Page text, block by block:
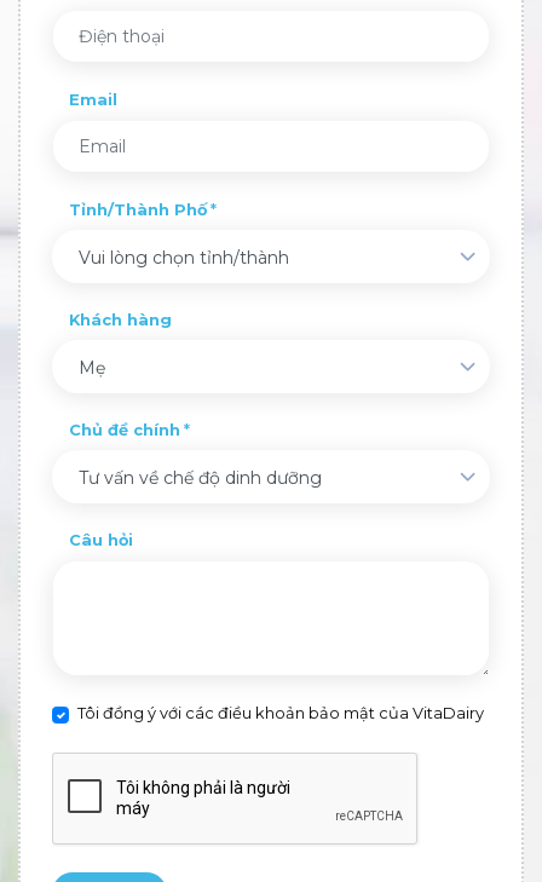
Email
Tỉnh/Thành Phố
Vui lòng chọn tỉnh/thành
Khách hàng
Mẹ
Chủ đề chính
Tư vấn về chế độ dinh dưỡng
Câu hỏi
Tôi đồng ý với các điều khoản bảo mật của VitaDairy